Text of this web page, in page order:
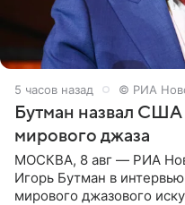
5 часов назад © РИА
Бутман назвал
мирового джаза
МОСКВА, 8 авг — РИА
Игорь Бутман в
мирового джазового